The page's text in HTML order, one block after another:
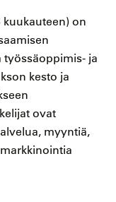
on
ja
kesto ja
ovat
myyntiä,